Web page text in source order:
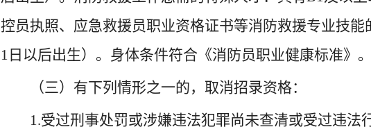
控员执照、应急救援员职业资格证书等消防救援专业技能
1日以后出生）。身体条件符合《消防员职业健康标准》。
（三）有下列情形之一的，取消招录资格：
1.受过刑事处罚或涉嫌违法犯罪尚未查清或受过违法